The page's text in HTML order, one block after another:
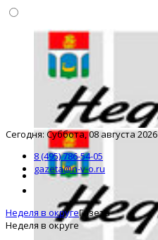
Сегодня: Суббота, 08 августа 2026
8 (495) 786-54-05
gazeta@n-v-o.ru
Неделя в округеГазета
Неделя в округе